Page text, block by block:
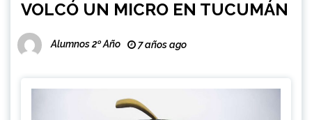
VOLCÓ UN MICRO EN TUCUMÁN
Alumnos 2º Año 7 años ago